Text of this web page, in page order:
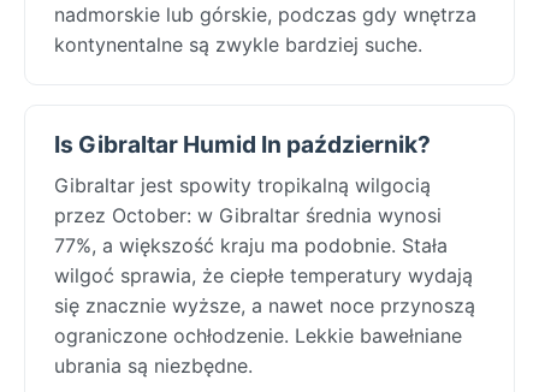
nadmorskie lub górskie, podczas gdy wnętrza
kontynentalne są zwykle bardziej suche.
Is Gibraltar Humid In październik?
Gibraltar jest spowity tropikalną wilgocią
przez October: w Gibraltar średnia wynosi
77%, a większość kraju ma podobnie. Stała
wilgoć sprawia, że ciepłe temperatury wydają
się znacznie wyższe, a nawet noce przynoszą
ograniczone ochłodzenie. Lekkie bawełniane
ubrania są niezbędne.